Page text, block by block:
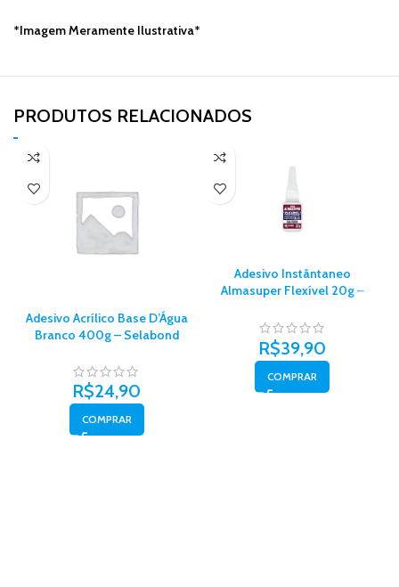
*Imagem Meramente Ilustrativa*
PRODUTOS RELACIONADOS​
Adesivo Acrílico Base D’Água
Branco 400g – Selabond
R$24,90
COMPRAR
Adesivo Instântaneo
Almasuper Flexível 20g –
R$39,90
COMPRAR